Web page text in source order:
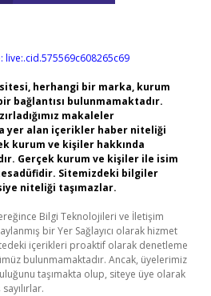
live:.cid.575569c608265c69
herhangi bir marka, kurum
bağlantısı bulunmamaktadır.
makaleler
yer alan içerikler haber niteliği
kurum ve kişiler hakkında
Gerçek kurum ve kişiler ile isim
Sitemizdeki bilgiler
niteliği taşımazlar.
Bilgi Teknolojileri ve İletişim
bir Yer Sağlayıcı olarak hizmet
içerikleri proaktif olarak denetleme
bulunmamaktadır. Ancak, üyelerimiz
taşımakta olup, siteye üye olarak